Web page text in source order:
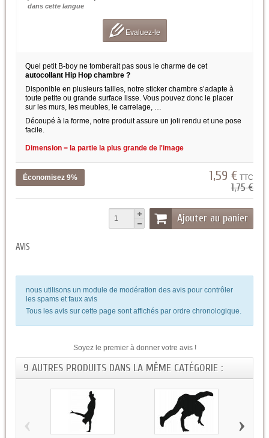
dans cette langue
Evaluez-le
Quel petit B-boy ne tomberait pas sous le charme de cet
autocollant Hip Hop chambre ?
Disponible en plusieurs tailles, notre sticker chambre s’adapte à
toute petite ou grande surface lisse. Vous pouvez donc le placer
sur les murs, les meubles, le carrelage, …
Découpé à la forme, notre produit assure un joli rendu et une pose
facile.
Dimension = la partie la plus grande de l'image
Économisez 9% 1,59 € TTC
1,75 €
Ajouter au panier
AVIS
nous utilisons un module de modération des avis pour contrôler
les spams et faux avis
Tous les avis sur cette page sont affichés par ordre chronologique.
Soyez le premier à donner votre avis !
9 AUTRES PRODUITS DANS LA MÊME CATÉGORIE :
‹ ›